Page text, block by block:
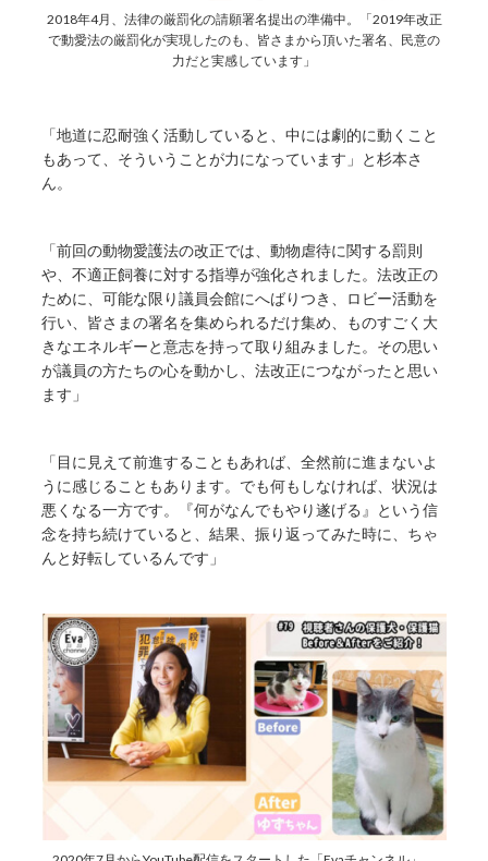
2018年4月、法律の厳罰化の請願署名提出の準備中。「2019年改正
で動愛法の厳罰化が実現したのも、皆さまから頂いた署名、民意の
力だと実感しています」
「地道に忍耐強く活動していると、中には劇的に動くこと
もあって、そういうことが力になっています」と杉本さ
ん。
「前回の動物愛護法の改正では、動物虐待に関する罰則
や、不適正飼養に対する指導が強化されました。法改正の
ために、可能な限り議員会館にへばりつき、ロビー活動を
行い、皆さまの署名を集められるだけ集め、ものすごく大
きなエネルギーと意志を持って取り組みました。その思い
が議員の方たちの心を動かし、法改正につながったと思い
ます」
「目に見えて前進することもあれば、全然前に進まないよ
うに感じることもあります。でも何もしなければ、状況は
悪くなる一方です。『何がなんでもやり遂げる』という信
念を持ち続けていると、結果、振り返ってみた時に、ちゃ
んと好転しているんです」